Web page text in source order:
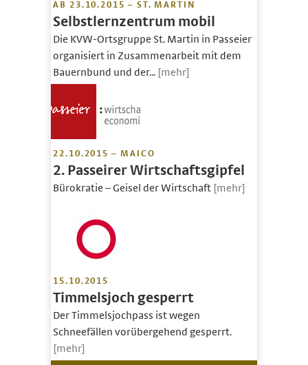
AB 23.10.2015 – ST. MARTIN
Selbstlernzentrum mobil
Die KVW-Ortsgruppe St. Martin in Passeier
organisiert in Zusammenarbeit mit dem
Bauernbund und der... [mehr]
22.10.2015 – MAICO
2. Passeirer Wirtschaftsgipfel
Bürokratie – Geisel der Wirtschaft [mehr]
15.10.2015
Timmelsjoch gesperrt
Der Timmelsjochpass ist wegen
Schneefällen vorübergehend gesperrt.
[mehr]